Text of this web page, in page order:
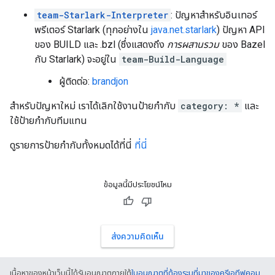
team-Starlark-Interpreter : ปัญหาสำหรับอินเทอร์
พรีเตอร์ Starlark (ทุกอย่างใน java.net.starlark) ปัญหา API
ของ BUILD และ .bzl (ซึ่งแสดงถึง การผสานรวมของ Bazel
กับ Starlark) จะอยู่ใน team-Build-Language
ผู้ติดต่อ: brandjon
สำหรับปัญหาใหม่ เราได้เลิกใช้งานป้ายกำกับ category: * และ
ใช้ป้ายกำกับทีมแทน
ดูรายการป้ายกำกับทั้งหมดได้ที่นี่ ที่นี่
ข้อมูลนี้มีประโยชน์ไหม
ส่งความคิดเห็น
เนื้อหาของหน้าเว็บนี้ได้รับอนุญาตภายใต้ใบอนุญาตที่ต้องระบุที่มาของครีเอทีฟคอม